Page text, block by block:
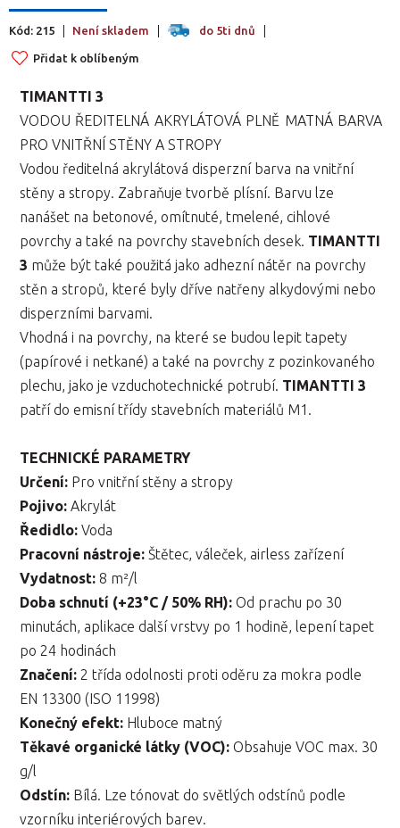
Kód: 215 Není skladem do 5ti dnů
Přidat k oblíbeným
TIMANTTI 3
VODOU ŘEDITELNÁ AKRYLÁTOVÁ PLNĚ MATNÁ BARVA
PRO VNITŘNÍ STĚNY A STROPY
Vodou ředitelná akrylátová disperzní barva na vnitřní
stěny a stropy. Zabraňuje tvorbě plísní. Barvu lze
nanášet na betonové, omítnuté, tmelené, cihlové
povrchy a také na povrchy stavebních desek. TIMANTTI
3 může být také použitá jako adhezní nátěr na povrchy
stěn a stropů, které byly dříve natřeny alkydovými nebo
disperzními barvami.
Vhodná i na povrchy, na které se budou lepit tapety
(papírové i netkané) a také na povrchy z pozinkovaného
plechu, jako je vzduchotechnické potrubí. TIMANTTI 3
patří do emisní třídy stavebních materiálů M1.
TECHNICKÉ PARAMETRY
Určení: Pro vnitřní stěny a stropy
Pojivo: Akrylát
Ředidlo: Voda
Pracovní nástroje: Štětec, váleček, airless zařízení
Vydatnost: 8 m²/l
Doba schnutí (+23°C / 50% RH): Od prachu po 30
minutách, aplikace další vrstvy po 1 hodině, lepení tapet
po 24 hodinách
Značení: 2 třída odolnosti proti oděru za mokra podle
EN 13300 (ISO 11998)
Konečný efekt: Hluboce matný
Těkavé organické látky (VOC): Obsahuje VOC max. 30
g/l
Odstín: Bílá. Lze tónovat do světlých odstínů podle
vzorníku interiérových barev.